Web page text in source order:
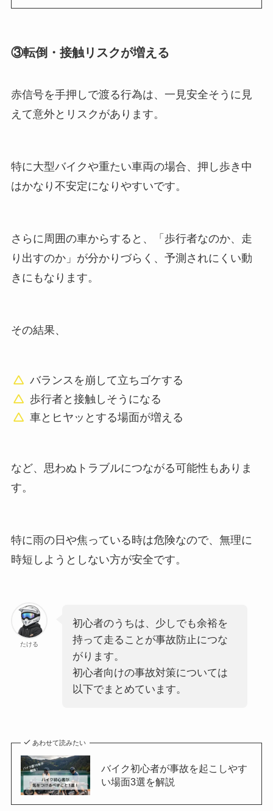
③転倒・接触リスクが増える
赤信号を手押しで渡る行為は、一見安全そうに見
えて意外とリスクがあります。
特に大型バイクや重たい車両の場合、押し歩き中
はかなり不安定になりやすいです。
さらに周囲の車からすると、「歩行者なのか、走
り出すのか」が分かりづらく、予測されにくい動
きにもなります。
その結果、
バランスを崩して立ちゴケする
歩行者と接触しそうになる
車とヒヤッとする場面が増える
など、思わぬトラブルにつながる可能性もありま
す。
特に雨の日や焦っている時は危険なので、無理に
時短しようとしない方が安全です。
たける
初心者のうちは、少しでも余裕を
持って走ることが事故防止につな
がります。
初心者向けの事故対策については
以下でまとめています。
あわせて読みたい
バイク初心者が事故を起こしやす
い場面3選を解説